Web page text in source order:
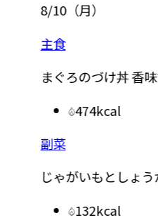
8/10（月）
主食
まぐろのづけ丼 香
474kcal
副菜
じゃがいもとしょ
132kcal